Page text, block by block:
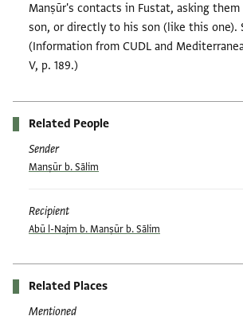
Manṣūr's contacts in Fustat, asking
son, or directly to his son (like this one).
(Information from CUDL and
V, p. 189.)
Related People
Sender
Manṣūr b. Sālim
Recipient
Abū l-Najm b. Manṣūr b. Sālim
Related Places
Mentioned